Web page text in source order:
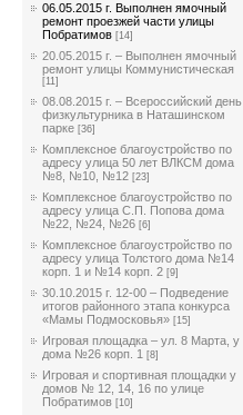
06.05.2015 г. Выполнен ямочный
ремонт проезжей части улицы
Побратимов [14]
20.05.2015 г. – Выполнен ямочный
ремонт улицы Коммунистическая
[11]
08.08.2015 г. – Всероссийский день
физкультурника в Наташинском
парке [36]
Комплексное благоустройство по
адресу улица 50 лет ВЛКСМ дома
№8, №10, №12 [23]
Комплексное благоустройство по
адресу улица С.П. Попова дома
№22, №24, №26 [6]
Комплексное благоустройство по
адресу улица Толстого дома №14
корп. 1 и №14 корп. 2 [9]
30.10.2015 г. 12-00 – Подведение
итогов районного этапа конкурса
«Мамы Подмосковья» [15]
Игровая площадка – ул. 8 Марта, у
дома №26 корп. 1 [8]
Игровая и спортивная площадки у
домов № 12, 14, 16 по улице
Побратимов [10]